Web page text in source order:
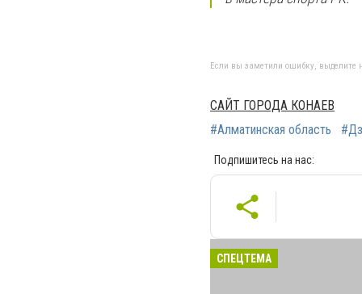
Если вы заметили ошибку, выделите
САЙТ ГОРОДА КОНАЕВ
#Алматинская область
Подпишитесь на нас:
СПЕЦТЕМА